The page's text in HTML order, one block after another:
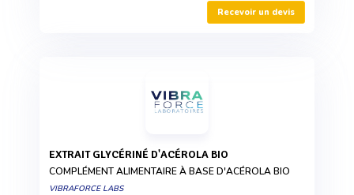
Recevoir un devis
EXTRAIT GLYCÉRINÉ D'ACÉROLA BIO
COMPLÉMENT ALIMENTAIRE À BASE D'ACÉROLA BIO
VIBRAFORCE LABS